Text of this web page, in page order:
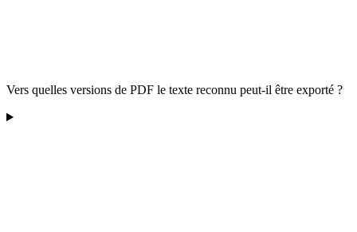
Vers quelles versions de PDF le texte reconnu peut-il être exporté ?